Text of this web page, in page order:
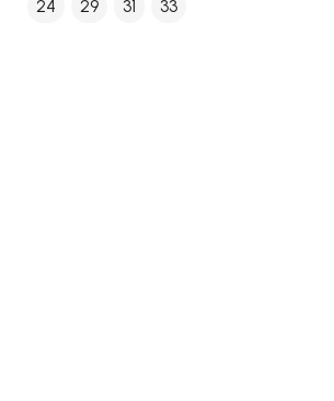
24 29 31 33